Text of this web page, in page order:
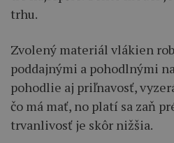
trhu.
Zvolený materiál vlákien
poddajnými a pohodlnými
pohodlie aj priľnavosť,
čo má mať, no platí sa zaň
trvanlivosť je skôr nižšia.